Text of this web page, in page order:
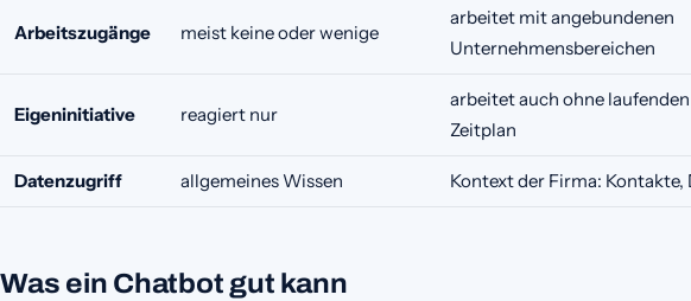
Arbeitszugänge meist keine oder wenige
arbeitet mit angebundenen
Unternehmensbereichen
Eigeninitiative reagiert nur
arbeitet auch ohne laufenden
Zeitplan
Datenzugriff allgemeines Wissen Kontext der Firma:
Was ein Chatbot gut kann